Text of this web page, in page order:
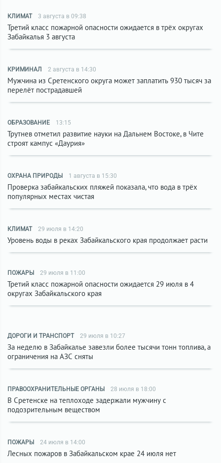
КЛИМАТ 3 августа в 09:38
Третий класс пожарной опасности ожидается в трёх округах
Забайкалья 3 августа
КРИМИНАЛ 2 августа в 14:30
Мужчина из Сретенского округа может заплатить 930 тысяч за
перелёт пострадавшей
ОБРАЗОВАНИЕ 13:15
Трутнев отметил развитие науки на Дальнем Востоке, в Чите
строят кампус «Даурия»
ОХРАНА ПРИРОДЫ 1 августа в 15:30
Проверка забайкальских пляжей показала, что вода в трёх
популярных местах чистая
КЛИМАТ 29 июля в 14:20
Уровень воды в реках Забайкальского края продолжает расти
ПОЖАРЫ 29 июля в 11:00
Третий класс пожарной опасности ожидается 29 июля в 4
округах Забайкальского края
ДОРОГИ И ТРАНСПОРТ 29 июля в 10:27
За неделю в Забайкалье завезли более тысячи тонн топлива, а
ограничения на АЗС сняты
ПРАВООХРАНИТЕЛЬНЫЕ ОРГАНЫ 28 июля в 18:00
В Сретенске на теплоходе задержали мужчину с
подозрительным веществом
ПОЖАРЫ 24 июля в 14:00
Лесных пожаров в Забайкальском крае 24 июля нет